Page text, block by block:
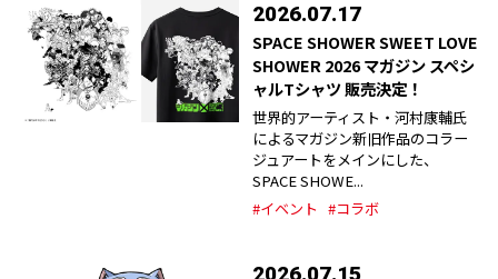
2026.07.17
SPACE SHOWER SWEET LOVE
SHOWER 2026 マガジン スペシ
ャルTシャツ 販売決定！
世界的アーティスト・河村康輔氏
によるマガジン新旧作品のコラー
ジュアートをメインにした、
SPACE SHOWE...
#イベント #コラボ